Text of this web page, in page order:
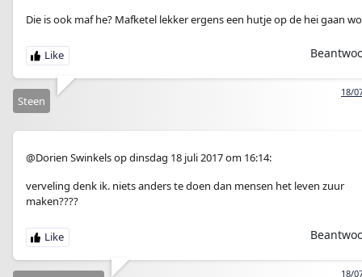
Die is ook maf he? Mafketel lekker ergens een hutje op de hei gaan
18/
Steen
@Dorien Swinkels op dinsdag 18 juli 2017 om 16:14:
verveling denk ik. niets anders te doen dan mensen het leven zuur
maken????
18/